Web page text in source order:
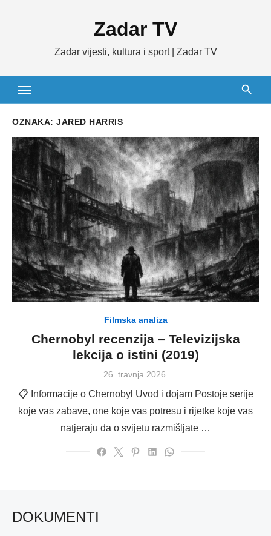
Zadar TV
Zadar vijesti, kultura i sport | Zadar TV
OZNAKA: JARED HARRIS
Filmska analiza
Chernobyl recenzija – Televizijska
lekcija o istini (2019)
Posted
26. travnja 2026.
📋 Informacije o Chernobyl Uvod i dojam Postoje serije
koje vas zabave, one koje vas potresu i rijetke koje vas
natjeraju da o svijetu razmišljate …
DOKUMENTI